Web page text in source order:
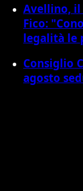
Avellino,
Fico:
legalità le
Consiglio
agosto